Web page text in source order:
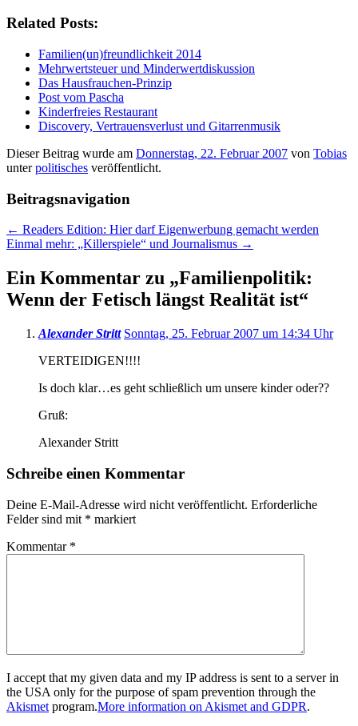
Related Posts:
Familien(un)freundlichkeit 2014
Mehrwertsteuer und Minderwertdiskussion
Das Hausfrauchen-Prinzip
Post vom Pascha
Kinderfreies Restaurant
Discovery, Vertrauensverlust und Gitarrenmusik
Dieser Beitrag wurde am Donnerstag, 22. Februar 2007 von Tobias
unterpolitisches veröffentlicht.
Beitragsnavigation
← Readers Edition: Hier darf Eigenwerbung gemacht werden
Einmal mehr: „Killerspiele“ und Journalismus →
Ein Kommentar zu „Familienpolitik:
Wenn der Fetisch längst Realität ist“
Alexander Stritt Sonntag, 25. Februar 2007 um 14:34 Uhr
VERTEIDIGEN!!!!
Is doch klar…es geht schließlich um unsere kinder oder??
Gruß:
Alexander Stritt
Schreibe einen Kommentar
Deine E-Mail-Adresse wird nicht veröffentlicht. Erforderliche
Felder sind mit * markiert
Kommentar *
I accept that my given data and my IP address is sent to a server in
the USA only for the purpose of spam prevention through the
Akismet program.More information on Akismet and GDPR.